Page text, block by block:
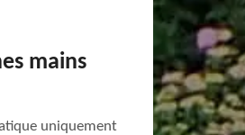
mains
uniquement